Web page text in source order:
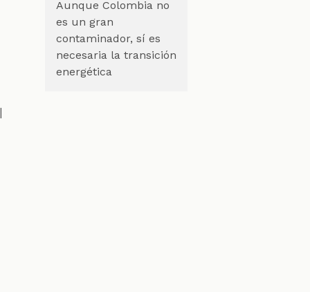
Aunque Colombia no
es un gran
contaminador, sí es
necesaria la transición
energética